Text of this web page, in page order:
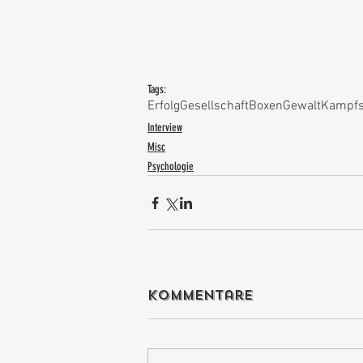
Tags:
ErfolgGesellschaftBoxenGewalt
Interview
Misc
Psychologie
Kommentare